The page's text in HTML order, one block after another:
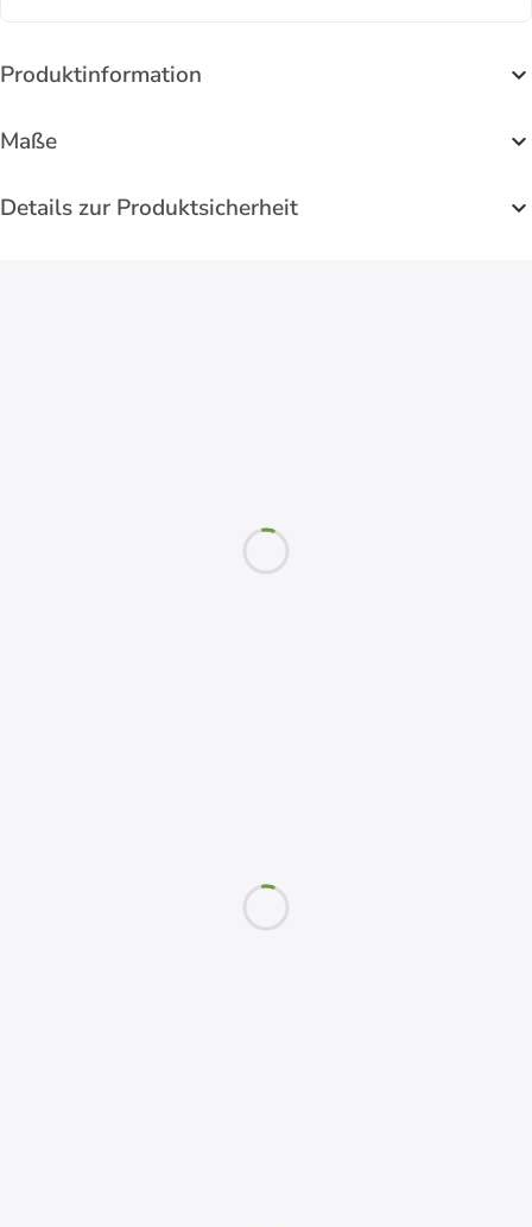
Produktinformation
Maße
Details zur Produktsicherheit